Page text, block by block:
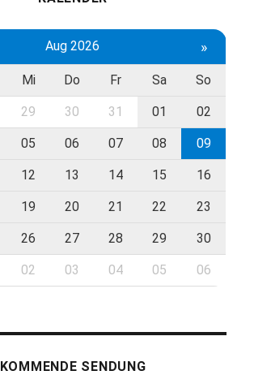
Aug 2026 »
Mi Do Fr Sa So
29 30 31 01 02
05 06 07 08 09
12 13 14 15 16
19 20 21 22 23
26 27 28 29 30
02 03 04 05 06
KOMMENDE SENDUNG